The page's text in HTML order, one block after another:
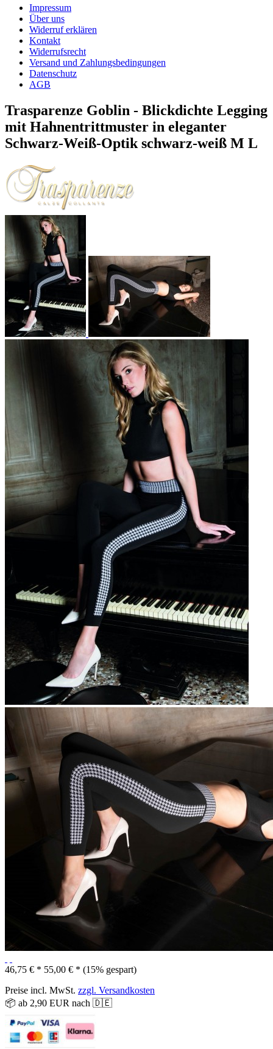
Impressum
Über uns
Widerruf erklären
Kontakt
Widerrufsrecht
Versand und Zahlungsbedingungen
Datenschutz
AGB
Trasparenze Goblin - Blickdichte Legging
mit Hahnentrittmuster in eleganter
Schwarz-Weiß-Optik schwarz-weiß M L
46,75 € * 55,00 € * (15% gespart)
Preise incl. MwSt. zzgl. Versandkosten
📦 ab 2,90 EUR nach 🇩🇪